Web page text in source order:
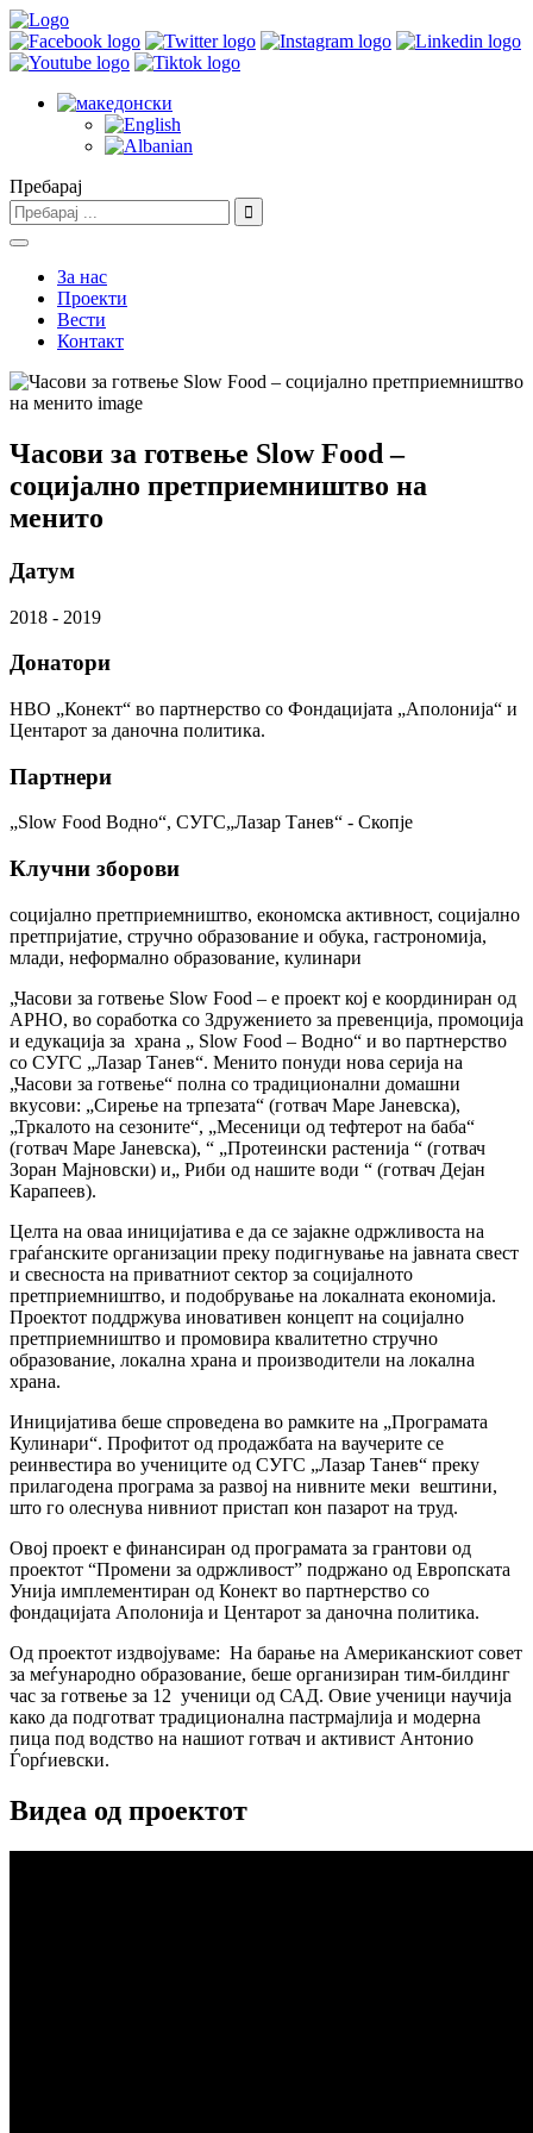
Пребарај
За нас
Проекти
Вести
Контакт
Часови за готвење Slow Food –
социјално претприемништво на
менито
Датум
2018 - 2019
Донатори
НВО „Конект“ во партнерство со Фондацијата „Аполонија“ и
Центарот за даночна политика.
Партнери
„Slow Food Водно“, СУГС„Лазар Танев“ - Скопје
Клучни зборови
социјално претприемништво, економска активност, социјално
претпријатие, стручно образование и обука, гастрономија,
млади, неформално образование, кулинари
„Часови за готвење Slow Food – е проект кој е координиран од
АРНO, во соработка со Здружението за превенција, промоција
и едукација за храна „ Slow Food – Водно“ и во партнерство
со СУГС „Лазар Танев“. Менито понуди нова серија на
„Часови за готвење“ полна со традиционални домашни
вкусови: „Сирење на трпезата“ (готвач Маре Јаневска),
„Тркалото на сезоните“, „Месеници од тефтерот на баба“
(готвач Маре Јаневска), “ „Протеински растенија “ (готвач
Зоран Мајновски) и„ Риби од нашите води “ (готвач Дејан
Карапеев).
Целта на оваа иницијатива е да се зајакне одржливоста на
граѓанските организации преку подигнување на јавната свест
и свесноста на приватниот сектор за социјалното
претприемништво, и подобрување на локалната економија.
Проектот поддржува иновативен концепт на социјално
претприемништво и промовира квалитетно стручно
образование, локална храна и производители на локална
храна.
Иницијатива беше спроведена во рамките на „Програмата
Кулинари“. Профитот од продажбата на ваучерите се
реинвестира во учениците од СУГС „Лазар Танев“ преку
прилагодена програма за развој на нивните меки вештини,
што го олеснува нивниот пристап кон пазарот на труд.
Овој проект е финансиран од програмата за грантови од
проектот “Промени за одржливост” подржано од Европската
Унија имплементиран од Конект во партнерство со
фондацијата Аполонија и Центарот за даночна политика.
Од проектот издвојуваме: На барање на Американскиот совет
за меѓународно образование, беше организиран тим-билдинг
час за готвење за 12 ученици од САД. Овие ученици научија
како да подготват традиционална пастрмајлија и модерна
пица под водство на нашиот готвач и активист Антонио
Ѓорѓиевски.
Видеа од проектот